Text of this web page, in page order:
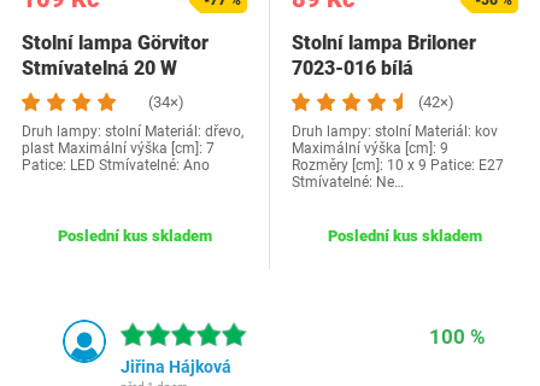
Stolní lampa Görvitor
Stmívatelná 20 W
(34×)
Druh lampy: stolní Materiál: dřevo,
plast Maximální výška [cm]: 7
Patice: LED Stmívatelné: Ano
Poslední kus skladem
Stolní lampa Briloner
7023-016 bílá
(42×)
Druh lampy: stolní Materiál: kov
Maximální výška [cm]: 9
Rozměry [cm]: 10 x 9 Patice: E27
Stmívatelné: Ne…
Poslední kus skladem
100 %
Jiřina Hájková